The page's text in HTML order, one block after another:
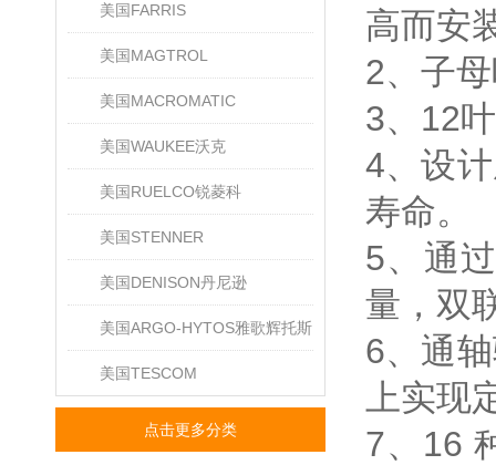
美国FARRIS
美国MAGTROL
美国MACROMATIC
美国WAUKEE沃克
美国RUELCO锐菱科
美国STENNER
美国DENISON丹尼逊
美国ARGO-HYTOS雅歌辉托斯
美国TESCOM
点击更多分类
高而安
2、子
3、12
4、设
寿命。
5、通
量，双
6、通
上实现
7、16